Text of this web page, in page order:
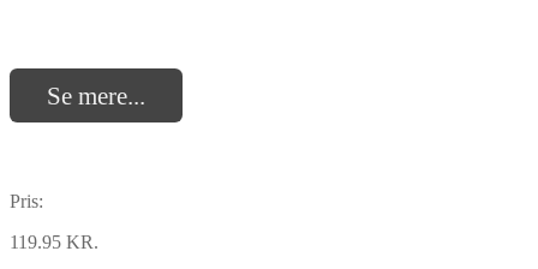
Se mere...
Pris:
119.95 KR.